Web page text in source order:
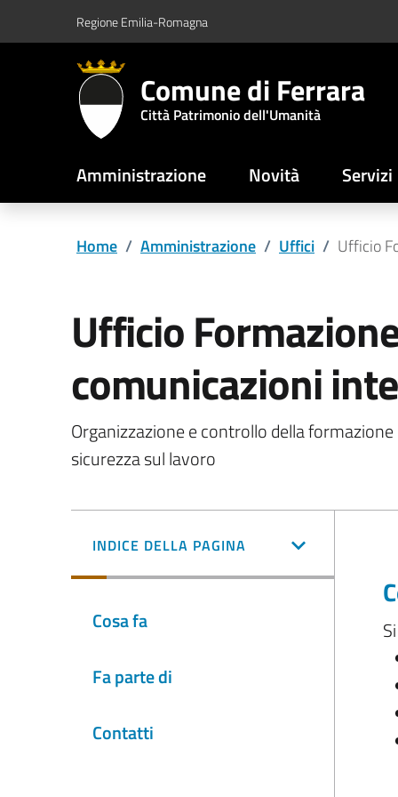
Vai al contenuto principale
Vai al footerRegione Emilia-Romagna
Comune di Ferrara
Città Patrimonio dell'Umanità
Amministrazione Novità Servizi
Home / Amministrazione / Uffici / Ufficio
Ufficio
comunicazioni
Organizzazione e controllo della
sicurezza sul lavoro
INDICE DELLA PAGINA
Cosa fa
Fa parte di
Contatti